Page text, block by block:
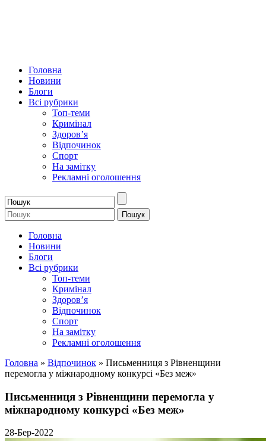
Головна
Новини
Блоги
Всі рубрики
Топ-теми
Кримінал
Здоров’я
Відпочинок
Спорт
На замітку
Рекламні оголошення
Головна
Новини
Блоги
Всі рубрики
Топ-теми
Кримінал
Здоров’я
Відпочинок
Спорт
На замітку
Рекламні оголошення
Головна » Відпочинок » Письменниця з Рівненщини
перемогла у міжнародному конкурсі «Без меж»
Письменниця з Рівненщини перемогла у
міжнародному конкурсі «Без меж»
28-Бер-2022